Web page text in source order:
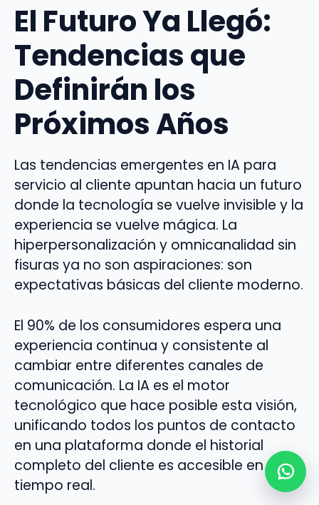
El Futuro Ya Llegó:
Tendencias que
Definirán los
Próximos Años
Las tendencias emergentes en IA para
servicio al cliente apuntan hacia un futuro
donde la tecnología se vuelve invisible y la
experiencia se vuelve mágica. La
hiperpersonalización y omnicanalidad sin
fisuras ya no son aspiraciones: son
expectativas básicas del cliente moderno.
El 90% de los consumidores espera una
experiencia continua y consistente al
cambiar entre diferentes canales de
comunicación. La IA es el motor
tecnológico que hace posible esta visión,
unificando todos los puntos de contacto
en una plataforma donde el historial
completo del cliente es accesible en
tiempo real.